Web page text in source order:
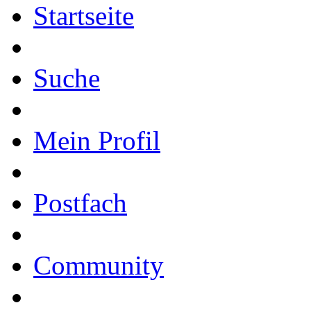
Startseite
Suche
Mein Profil
Postfach
Community